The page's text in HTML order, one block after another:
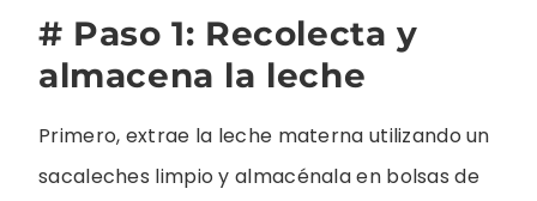
# Paso 1: Recolecta y
almacena la leche
Primero, extrae la leche materna utilizando un
sacaleches limpio y almacénala en bolsas de